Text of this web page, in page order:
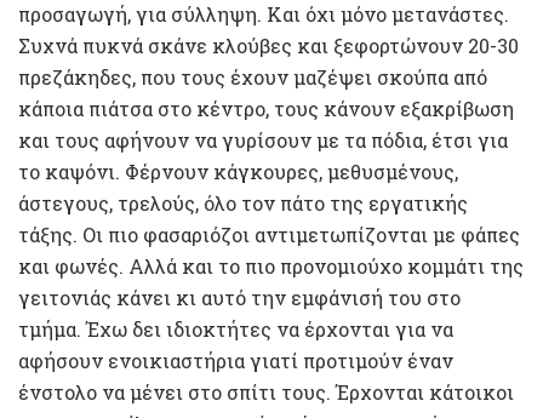
προσαγωγή, για σύλληψη. Και όχι μόνο μετανάστες.
Συχνά πυκνά σκάνε κλούβες και ξεφορτώνουν 20-30
πρεζάκηδες, που τους έχουν μαζέψει σκούπα από
κάποια πιάτσα στο κέντρο, τους κάνουν εξακρίβωση
και τους αφήνουν να γυρίσουν με τα πόδια, έτσι για
το καψόνι. Φέρνουν κάγκουρες, μεθυσμένους,
άστεγους, τρελούς, όλο τον πάτο της εργατικής
τάξης. Οι πιο φασαριόζοι αντιμετωπίζονται με φάπες
και φωνές. Αλλά και το πιο προνομιούχο κομμάτι της
γειτονιάς κάνει κι αυτό την εμφάνισή του στο
τμήμα. Έχω δει ιδιοκτήτες να έρχονται για να
αφήσουν ενοικιαστήρια γιατί προτιμούν έναν
ένστολο να μένει στο σπίτι τους. Έρχονται κάτοικοι